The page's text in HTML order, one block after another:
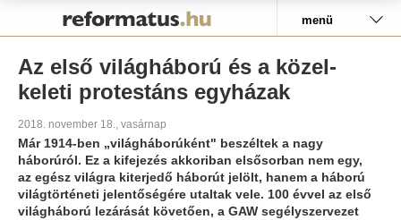
menü
Az első világháború és a közel-
keleti protestáns egyházak
2018. november 18., vasárnap
Már 1914-ben „világháborúként" beszéltek a nagy
háborúról. Ez a kifejezés akkoriban elsősorban nem egy,
az egész világra kiterjedő háborút jelölt, hanem a háború
világtörténeti jelentőségére utaltak vele. 100 évvel az első
világháború lezárását követően, a GAW segélyszervezet